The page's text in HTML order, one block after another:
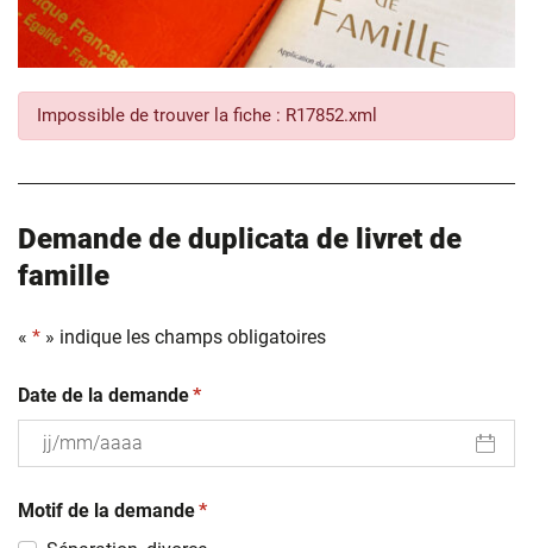
Impossible de trouver la fiche : R17852.xml
Demande de duplicata de livret de
famille
« * » indique les champs obligatoires
Date de la demande(obligatoire)
*
slash
MM
Motif de la demande(obligatoire)
*